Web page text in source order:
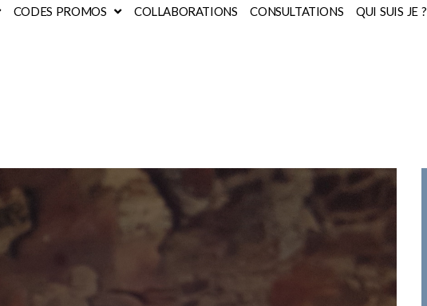
CODES PROMOS COLLABORATIONS CONSULTATIONS QUI SUIS JE ?